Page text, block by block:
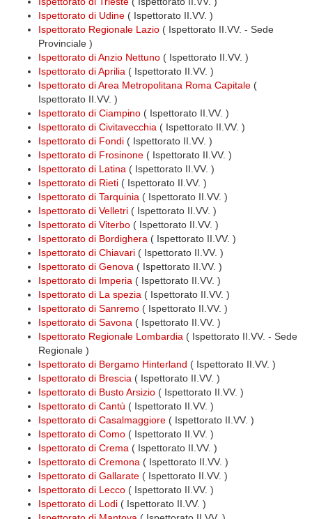
Ispettorato di Udine ( Ispettorato II.VV. )
Ispettorato Regionale Lazio ( Ispettorato II.VV. - Sede
Provinciale )
Ispettorato di Anzio Nettuno ( Ispettorato II.VV. )
Ispettorato di Aprilia ( Ispettorato II.VV. )
Ispettorato di Area Metropolitana Roma Capitale (
Ispettorato II.VV. )
Ispettorato di Ciampino ( Ispettorato II.VV. )
Ispettorato di Civitavecchia ( Ispettorato II.VV. )
Ispettorato di Fondi ( Ispettorato II.VV. )
Ispettorato di Frosinone ( Ispettorato II.VV. )
Ispettorato di Latina ( Ispettorato II.VV. )
Ispettorato di Rieti ( Ispettorato II.VV. )
Ispettorato di Tarquinia ( Ispettorato II.VV. )
Ispettorato di Velletri ( Ispettorato II.VV. )
Ispettorato di Viterbo ( Ispettorato II.VV. )
Ispettorato di Bordighera ( Ispettorato II.VV. )
Ispettorato di Chiavari ( Ispettorato II.VV. )
Ispettorato di Genova ( Ispettorato II.VV. )
Ispettorato di Imperia ( Ispettorato II.VV. )
Ispettorato di La spezia ( Ispettorato II.VV. )
Ispettorato di Sanremo ( Ispettorato II.VV. )
Ispettorato di Savona ( Ispettorato II.VV. )
Ispettorato Regionale Lombardia ( Ispettorato II.VV. - Sede
Regionale )
Ispettorato di Bergamo Hinterland ( Ispettorato II.VV. )
Ispettorato di Brescia ( Ispettorato II.VV. )
Ispettorato di Busto Arsizio ( Ispettorato II.VV. )
Ispettorato di Cantù ( Ispettorato II.VV. )
Ispettorato di Casalmaggiore ( Ispettorato II.VV. )
Ispettorato di Como ( Ispettorato II.VV. )
Ispettorato di Crema ( Ispettorato II.VV. )
Ispettorato di Cremona ( Ispettorato II.VV. )
Ispettorato di Gallarate ( Ispettorato II.VV. )
Ispettorato di Lecco ( Ispettorato II.VV. )
Ispettorato di Lodi ( Ispettorato II.VV. )